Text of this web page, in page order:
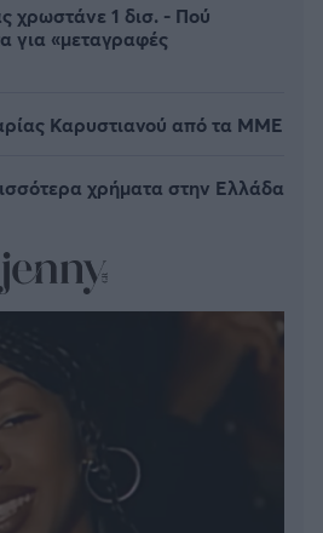
χρωστάνε 1 δισ. - Πού
για «μεταγραφές
Καρυστιανού από τα ΜΜΕ
χρήματα στην Ελλάδα